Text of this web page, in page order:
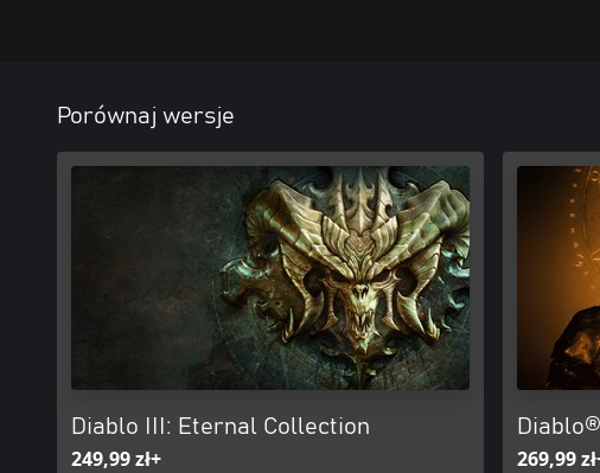
Porównaj wersje
Diablo III: Eternal Collection
249,99 zł+ 269,99